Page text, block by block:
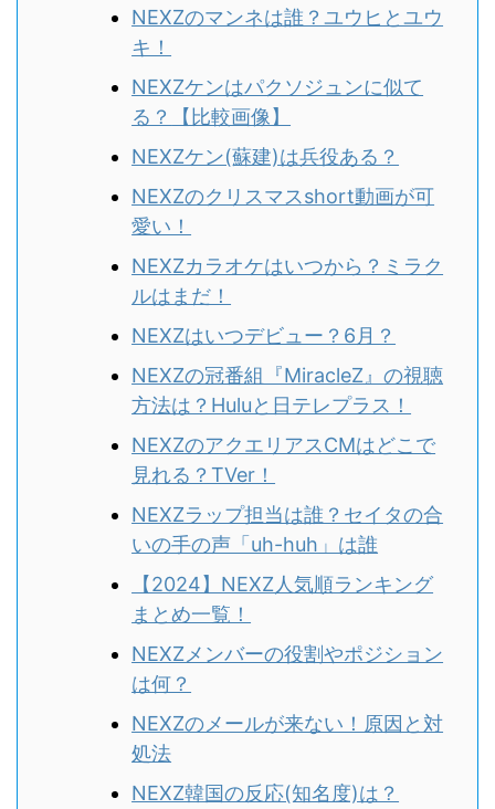
NEXZのマンネは誰？ユウヒとユウ
キ！
NEXZケンはパクソジュンに似て
る？
【比較画像】
NEXZケン(蘇建)は兵役ある？
NEXZのクリスマスshort動画が可
愛い！
NEXZカラオケはいつから？ミラク
ルはまだ！
NEXZはいつデビュー？6月？
NEXZの冠番組『MiracleZ』の視聴
方法は？Huluと日テレプラス！
NEXZのアクエリアスCMはどこで
見れる？TVer！
NEXZラップ担当は誰？セイタの合
いの手の声「uh-huh」は誰
【2024】NEXZ人気順ランキング
まとめ一覧！
NEXZメンバーの役割やポジション
は何？
NEXZのメールが来ない！原因と対
処法
NEXZ韓国の反応(知名度)は？